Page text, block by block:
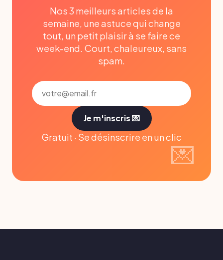
Nos 3 meilleurs articles de la
semaine, une astuce qui change
tout, un petit plaisir à se faire ce
week-end. Court, chaleureux, sans
spam.
Je m'inscris 💌
Gratuit · Se désinscrire en un clic